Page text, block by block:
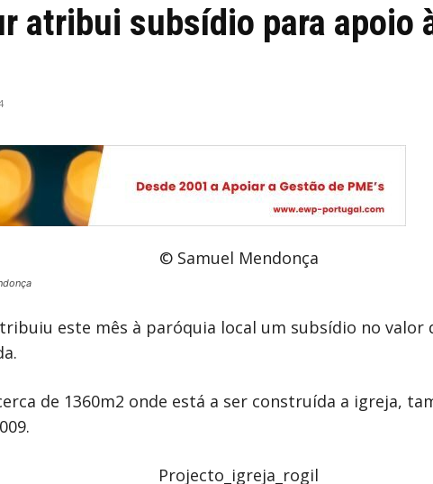
atribui subsídio para apoio
este mês à paróquia local um subsídio no valor
de 1360m2 onde está a ser construída a igreja,